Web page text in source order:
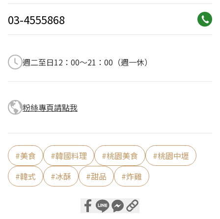
03-4555868
週二至日12：00～21：00（週一休）
粉絲專頁請點我
#美食 #韓國料理 #桃園美食 #桃園中壢
#韓式 #冰酥 #甜品 #炸雞